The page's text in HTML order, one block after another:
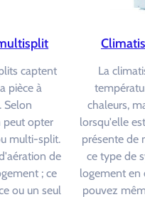
captent
pièce à
Selon
peut opter
multi-split.
de
; ce
ou un seul
La
chaleurs,
lorsqu'elle
présente de
ce type de
logement en
pouvez